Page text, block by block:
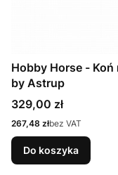
Hobby Horse -
by Astrup
Cena
329,00 zł
Cena
267,48 złbez VAT
Do koszyka